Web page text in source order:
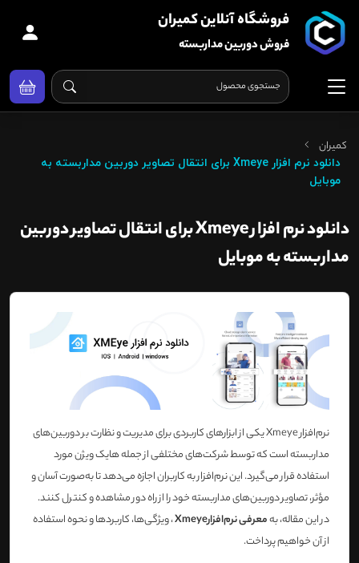
فروشگاه آنلاین کمیران
فروش دوربین مداربسته
کمیران
دانلود نرم افزار Xmeye برای انتقال تصاویر دوربین مداربسته به
موبایل
دانلود نرم افزار Xmeye برای انتقال تصاویر دوربین
مداربسته به موبایل
نرم‌افزارXmeyeیکی از ابزارهای کاربردی برای مدیریت و نظارت بر دوربین‌های
مداربسته است که توسط شرکت‌های مختلفی از جمله هایک ویژن مورد
استفاده قرار می‌گیرد. این نرم‌افزار به کاربران اجازه می‌دهد تا به‌صورت آسان و
مؤثر، تصاویر دوربین‌های مداربسته خود را از راه دور مشاهده و کنترل کنند.
در این مقاله، بهمعرفی نرم‌افزارXmeye، ویژگی‌ها، کاربردها و نحوه استفاده
از آن خواهیم پرداخت.